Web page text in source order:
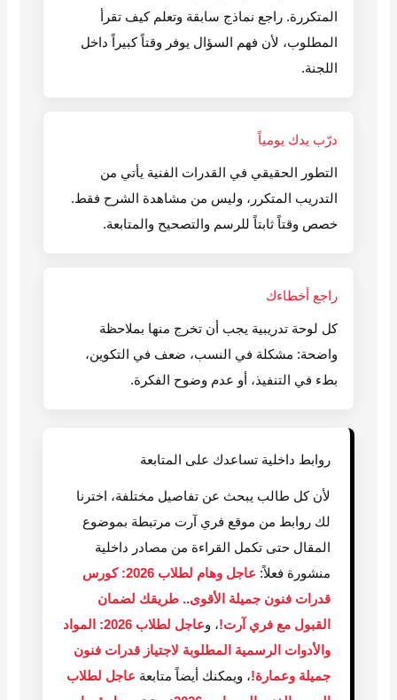
المتكررة. راجع نماذج سابقة وتعلم كيف تقرأ
المطلوب، لأن فهم السؤال يوفر وقتاً كبيراً داخل
اللجنة.
درّب يدك يومياً
التطور الحقيقي في القدرات الفنية يأتي من
التدريب المتكرر، وليس من مشاهدة الشرح فقط.
خصص وقتاً ثابتاً للرسم والتصحيح والمتابعة.
راجع أخطاءك
كل لوحة تدريبية يجب أن تخرج منها بملاحظة
واضحة: مشكلة في النسب، ضعف في التكوين،
بطء في التنفيذ، أو عدم وضوح الفكرة.
روابط داخلية تساعدك على المتابعة
لأن كل طالب يبحث عن تفاصيل مختلفة، اخترنا
لك روابط من موقع فري آرت مرتبطة بموضوع
المقال حتى تكمل القراءة من مصادر داخلية
منشورة فعلاً:
عاجل وهام لطلاب 2026: كورس
قدرات فنون جميلة الأقوى.. طريقك لضمان
القبول مع فري آرت!، و
عاجل لطلاب 2026: المواد
والأدوات الرسمية المطلوبة لاجتياز قدرات فنون
جميلة وعمارة!، ويمكنك أيضاً متابعة عاجل لطلاب